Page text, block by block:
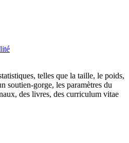
telles que la taille, le poids,
soutien-gorge, les paramètres du
des livres, des curriculum vitae